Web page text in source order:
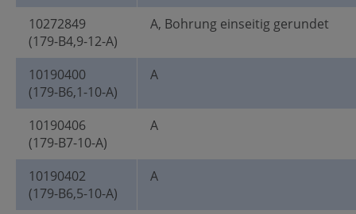
10272849
(179-B4,9-12-A)
A, Bohrung einseitig gerundet
10190400
(179-B6,1-10-A)
A
10190406
(179-B7-10-A)
A
10190402
(179-B6,5-10-A)
A